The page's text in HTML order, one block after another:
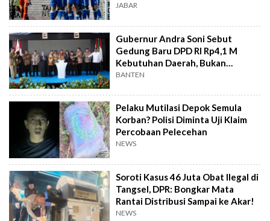
JABAR
Gubernur Andra Soni Sebut
Gedung Baru DPD RI Rp4,1 M
Kebutuhan Daerah, Bukan
Senator
BANTEN
Pelaku Mutilasi Depok Semula
Korban? Polisi Diminta Uji Klaim
Percobaan Pelecehan
NEWS
Soroti Kasus 46 Juta Obat Ilegal di
Tangsel, DPR: Bongkar Mata
Rantai Distribusi Sampai ke Akar!
NEWS